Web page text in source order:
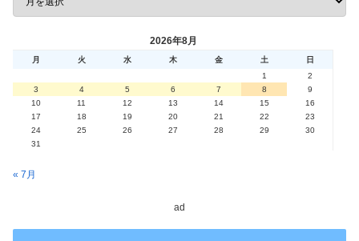
2026年8月
月 火 水 木 金 土
日
1
2
3
4 5 6 7 8
9
10
11 12 13 14 15
16
17
18 19 20 21 22
23
24
25 26 27 28 29
30
31
« 7月
ad